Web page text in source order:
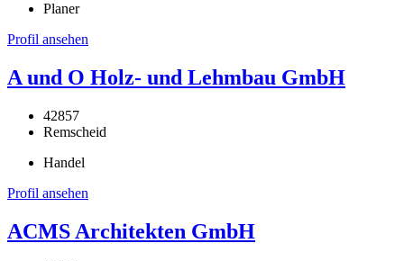
Planer
Profil ansehen
A und O Holz- und Lehmbau GmbH
42857
Remscheid
Handel
Profil ansehen
ACMS Architekten GmbH